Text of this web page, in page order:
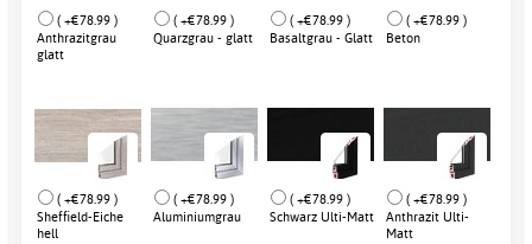
( +€78.99 )
Anthrazitgrau
glatt
( +€78.99 )
Quarzgrau - glatt
( +€78.99 )
Basaltgrau - Glatt
( +€78.99 )
Beton
( +€78.99 )
Sheffield-Eiche
hell
( +€78.99 )
Aluminiumgrau
( +€78.99 )
Schwarz Ulti-Matt
( +€78.99 )
Anthrazit Ulti-
Matt